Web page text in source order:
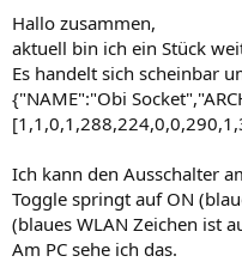
Hallo zusammen,
aktuell bin ich ein Stück
Es handelt sich scheinbar
{"NAME":"Obi
Ich kann den Ausschalter
Toggle springt auf ON
(blaues WLAN Zeichen ist
Am PC sehe ich das.